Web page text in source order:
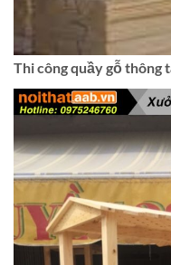
Thi công quầy gỗ thông